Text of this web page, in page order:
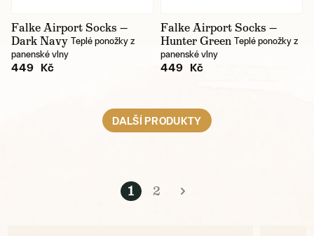
Falke Airport Socks —
Dark Navy Teplé ponožky z
panenské vlny
449 Kč
Falke Airport Socks —
Hunter Green Teplé ponožky z
panenské vlny
449 Kč
DALŠÍ PRODUKTY
1 2